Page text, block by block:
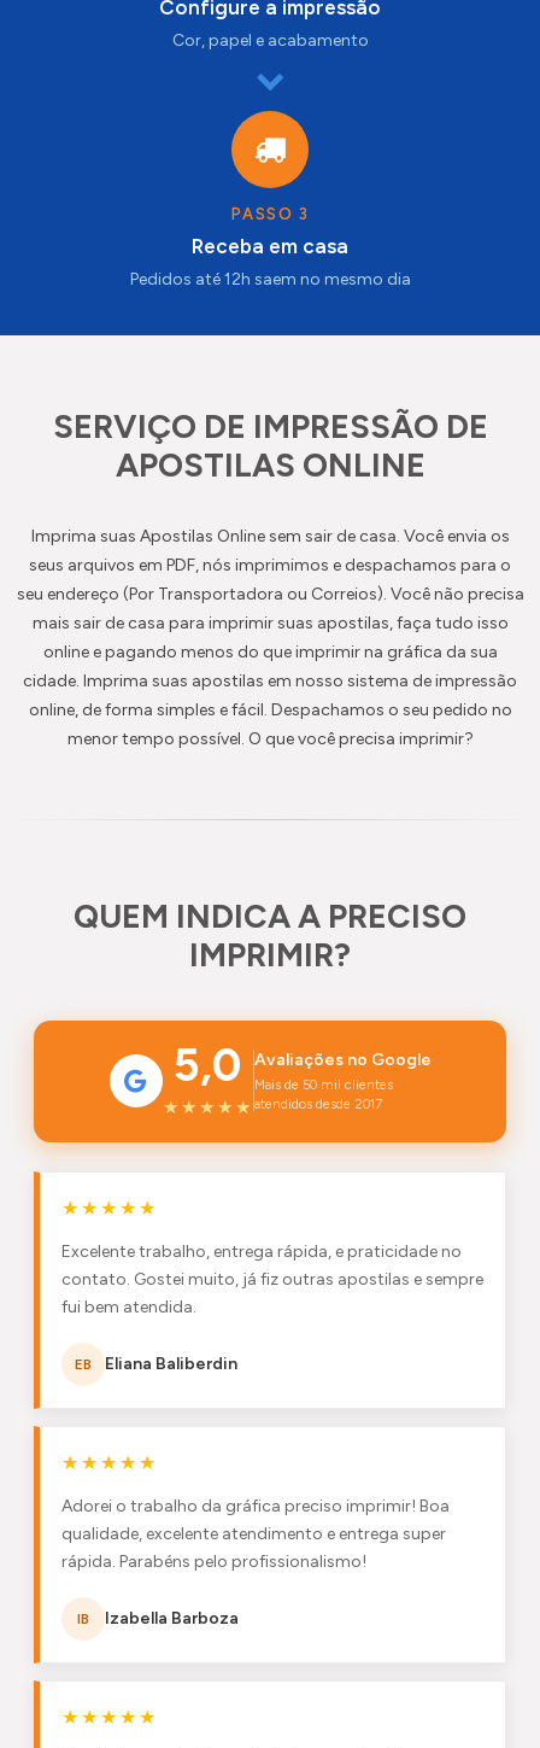
Configure a impressão
Cor, papel e acabamento
PASSO 3
Receba em casa
Pedidos até 12h saem no mesmo dia
SERVIÇO DE IMPRESSÃO DE
APOSTILAS ONLINE
Imprima suas Apostilas Online sem sair de casa. Você envia os
seus arquivos em PDF, nós imprimimos e despachamos para o
seu endereço (Por Transportadora ou Correios). Você não precisa
mais sair de casa para imprimir suas apostilas, faça tudo isso
online e pagando menos do que imprimir na gráfica da sua
cidade. Imprima suas apostilas em nosso sistema de impressão
online, de forma simples e fácil. Despachamos o seu pedido no
menor tempo possível. O que você precisa imprimir?
QUEM INDICA A PRECISO
IMPRIMIR?
5,0
★★★★★
Avaliações no Google
Mais de 50 mil clientes
atendidos desde 2017
★★★★★
Excelente trabalho, entrega rápida, e praticidade no
contato. Gostei muito, já fiz outras apostilas e sempre
fui bem atendida.
EB Eliana Baliberdin
★★★★★
Adorei o trabalho da gráfica preciso imprimir! Boa
qualidade, excelente atendimento e entrega super
rápida. Parabéns pelo profissionalismo!
IB Izabella Barboza
★★★★★